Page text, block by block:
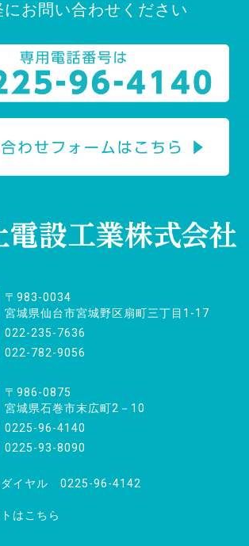
にお問い合わせください
〒983-0034
宮城県仙台市宮城野区扇町三丁目1-17
022-235-7636
022-782-9056
〒986-0875
宮城県石巻市末広町2－10
0225-96-4140
0225-93-8090
ダイヤル 0225-96-4142
はこちら